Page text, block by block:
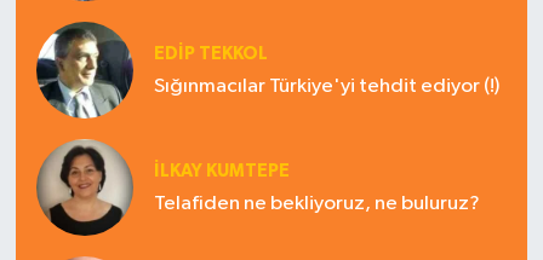
EDIP TEKKOL
Sığınmacılar Türkiye'yi tehdit ediyor (!)
İLKAY KUMTEPE
Telafiden ne bekliyoruz, ne buluruz?